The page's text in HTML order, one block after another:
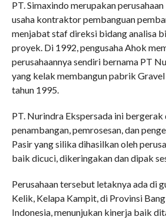
PT. Simaxindo merupakan
usaha kontraktor pembanguan
menjabat staf direksi bidang analisa
proyek. Di 1992, pengusaha Ahok
perusahaannya sendiri bernama PT
yang kelak membangun pabrik Gravel
tahun 1995.
PT. Nurindra Ekspersada ini bergerak
penambangan, pemrosesan, dan
Pasir yang silika dihasilkan oleh
baik dicuci, dikeringakan dan dipak
Perusahaan tersebut letaknya ada di
Kelik, Kelapa Kampit, di Provinsi
Indonesia, menunjukan kinerja baik